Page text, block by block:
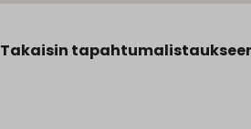
Takaisin